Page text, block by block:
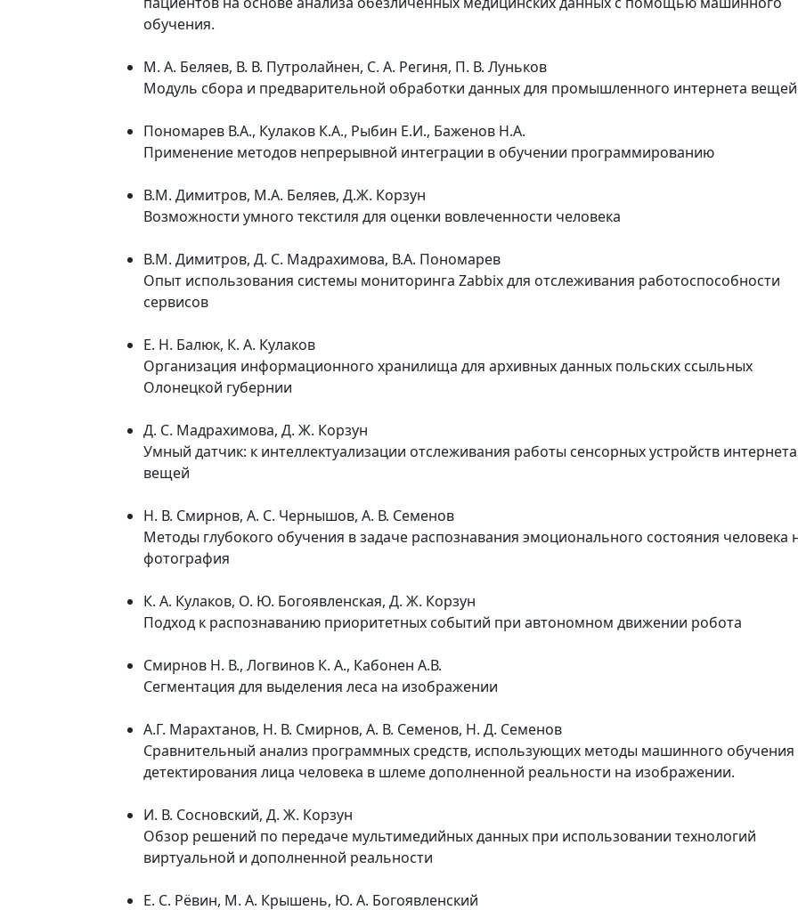
обучения.
М. А. Беляев, В. В. Путролайнен, С. А. Региня, П. В. Луньков
Модуль сбора и предварительной обработки данных для промышленного интернета
Пономарев В.А., Кулаков К.А., Рыбин Е.И., Баженов Н.А.
Применение методов непрерывной интеграции в обучении программированию
В.М. Димитров, М.А. Беляев, Д.Ж. Корзун
Возможности умного текстиля для оценки вовлеченности человека
В.М. Димитров, Д. С. Мадрахимова, В.А. Пономарев
Опыт использования системы мониторинга Zabbix для отслеживания работоспособности
сервисов
Е. Н. Балюк, К. А. Кулаков
Организация информационного хранилища для архивных данных польских ссыльных
Олонецкой губернии
Д. С. Мадрахимова, Д. Ж. Корзун
Умный датчик: к интеллектуализации отслеживания работы сенсорных устройств интернета
вещей
Н. В. Смирнов, А. С. Чернышов, А. В. Семенов
Методы глубокого обучения в задаче распознавания эмоционального состояния человека
фотография
К. А. Кулаков, О. Ю. Богоявленская, Д. Ж. Корзун
Подход к распознаванию приоритетных событий при автономном движении робота
Смирнов Н. В., Логвинов К. А., Кабонен А.В.
Сегментация для выделения леса на изображении
А.Г. Марахтанов, Н. В. Смирнов, А. В. Семенов, Н. Д. Семенов
Сравнительный анализ программных средств, использующих методы машинного обучения
детектирования лица человека в шлеме дополненной реальности на изображении.
И. В. Сосновский, Д. Ж. Корзун
Обзор решений по передаче мультимедийных данных при использовании технологий
виртуальной и дополненной реальности
Е. С. Рёвин, М. А. Крышень, Ю. А. Богоявленский